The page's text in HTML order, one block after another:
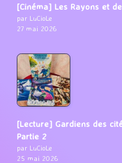
[Cinéma] Les Rayons et
par LuCioLe
27 mai 2026
[Lecture] Gardiens des
Partie 2
par LuCioLe
25 mai 2026